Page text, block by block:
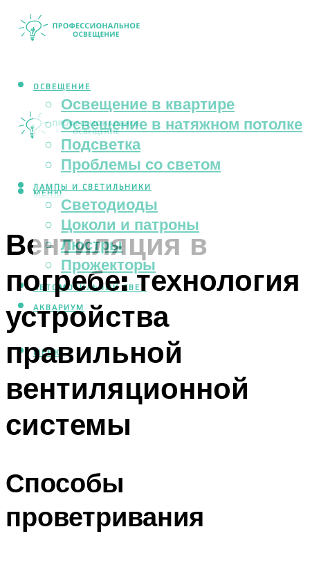
ОСВЕЩЕНИЕ
Освещение в квартире
Освещение в натяжном потолке
Подсветка
Проблемы со светом
ЛАМПЫ И СВЕТИЛЬНИКИ
Светодиоды
Цоколи и патроны
Люстры
Прожекторы
АВТОМОБИЛЬНЫЙ СВЕТ
АКВАРИУМ
МЕНЮ
МЕНЮ
Вентиляция в
погребе: технология
устройства
правильной
вентиляционной
системы
Способы
проветривания